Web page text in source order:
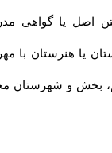
یا گواهی مدرک
هنرستان با مهر و
بخش و شهرستان محل